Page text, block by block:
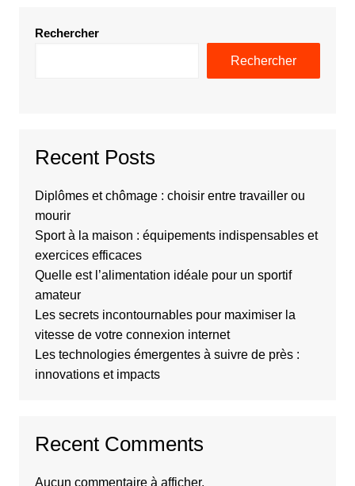
Rechercher
Rechercher
Recent Posts
Diplômes et chômage : choisir entre travailler ou
mourir
Sport à la maison : équipements indispensables et
exercices efficaces
Quelle est l’alimentation idéale pour un sportif
amateur
Les secrets incontournables pour maximiser la
vitesse de votre connexion internet
Les technologies émergentes à suivre de près :
innovations et impacts
Recent Comments
Aucun commentaire à afficher.